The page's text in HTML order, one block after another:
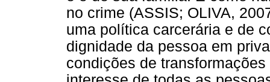
no crime (ASSIS; OLIVA,
uma política carcerária e de
dignidade da pessoa em
condições de